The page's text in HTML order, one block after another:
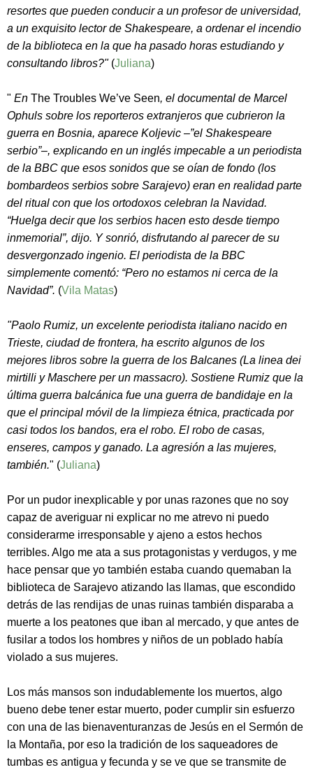
resortes que pueden conducir a un profesor de universidad,
a un exquisito lector de Shakespeare, a ordenar el incendio
de la biblioteca en la que ha pasado horas estudiando y
consultando libros?" (Juliana)
" En The Troubles We’ve Seen, el documental de Marcel
Ophuls sobre los reporteros extranjeros que cubrieron la
guerra en Bosnia, aparece Koljevic –”el Shakespeare
serbio”–, explicando en un inglés impecable a un periodista
de la BBC que esos sonidos que se oían de fondo (los
bombardeos serbios sobre Sarajevo) eran en realidad parte
del ritual con que los ortodoxos celebran la Navidad.
“Huelga decir que los serbios hacen esto desde tiempo
inmemorial”, dijo. Y sonrió, disfrutando al parecer de su
desvergonzado ingenio. El periodista de la BBC
simplemente comentó: “Pero no estamos ni cerca de la
Navidad”. (Vila Matas)
"Paolo Rumiz, un excelente periodista italiano nacido en
Trieste, ciudad de frontera, ha escrito algunos de los
mejores libros sobre la guerra de los Balcanes (La linea dei
mirtilli y Maschere per un massacro). Sostiene Rumiz que la
última guerra balcánica fue una guerra de bandidaje en la
que el principal móvil de la limpieza étnica, practicada por
casi todos los bandos, era el robo. El robo de casas,
enseres, campos y ganado. La agresión a las mujeres,
también." (Juliana)
Por un pudor inexplicable y por unas razones que no soy
capaz de averiguar ni explicar no me atrevo ni puedo
considerarme irresponsable y ajeno a estos hechos
terribles. Algo me ata a sus protagonistas y verdugos, y me
hace pensar que yo también estaba cuando quemaban la
biblioteca de Sarajevo atizando las llamas, que escondido
detrás de las rendijas de unas ruinas también disparaba a
muerte a los peatones que iban al mercado, y que antes de
fusilar a todos los hombres y niños de un poblado había
violado a sus mujeres.
Los más mansos son indudablemente los muertos, algo
bueno debe tener estar muerto, poder cumplir sin esfuerzo
con una de las bienaventuranzas de Jesús en el Sermón de
la Montaña, por eso la tradición de los saqueadores de
tumbas es antigua y fecunda y se ve que se transmite de